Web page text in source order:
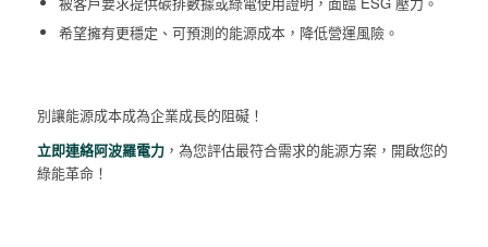
希望擁有更穩定、可預測的能源成本，降低營運風險。
別讓能源成本成為企業成長的阻礙！
立即連絡阿波羅電力，為您評估最符合需求的能源方案，開啟您的
綠能革命！